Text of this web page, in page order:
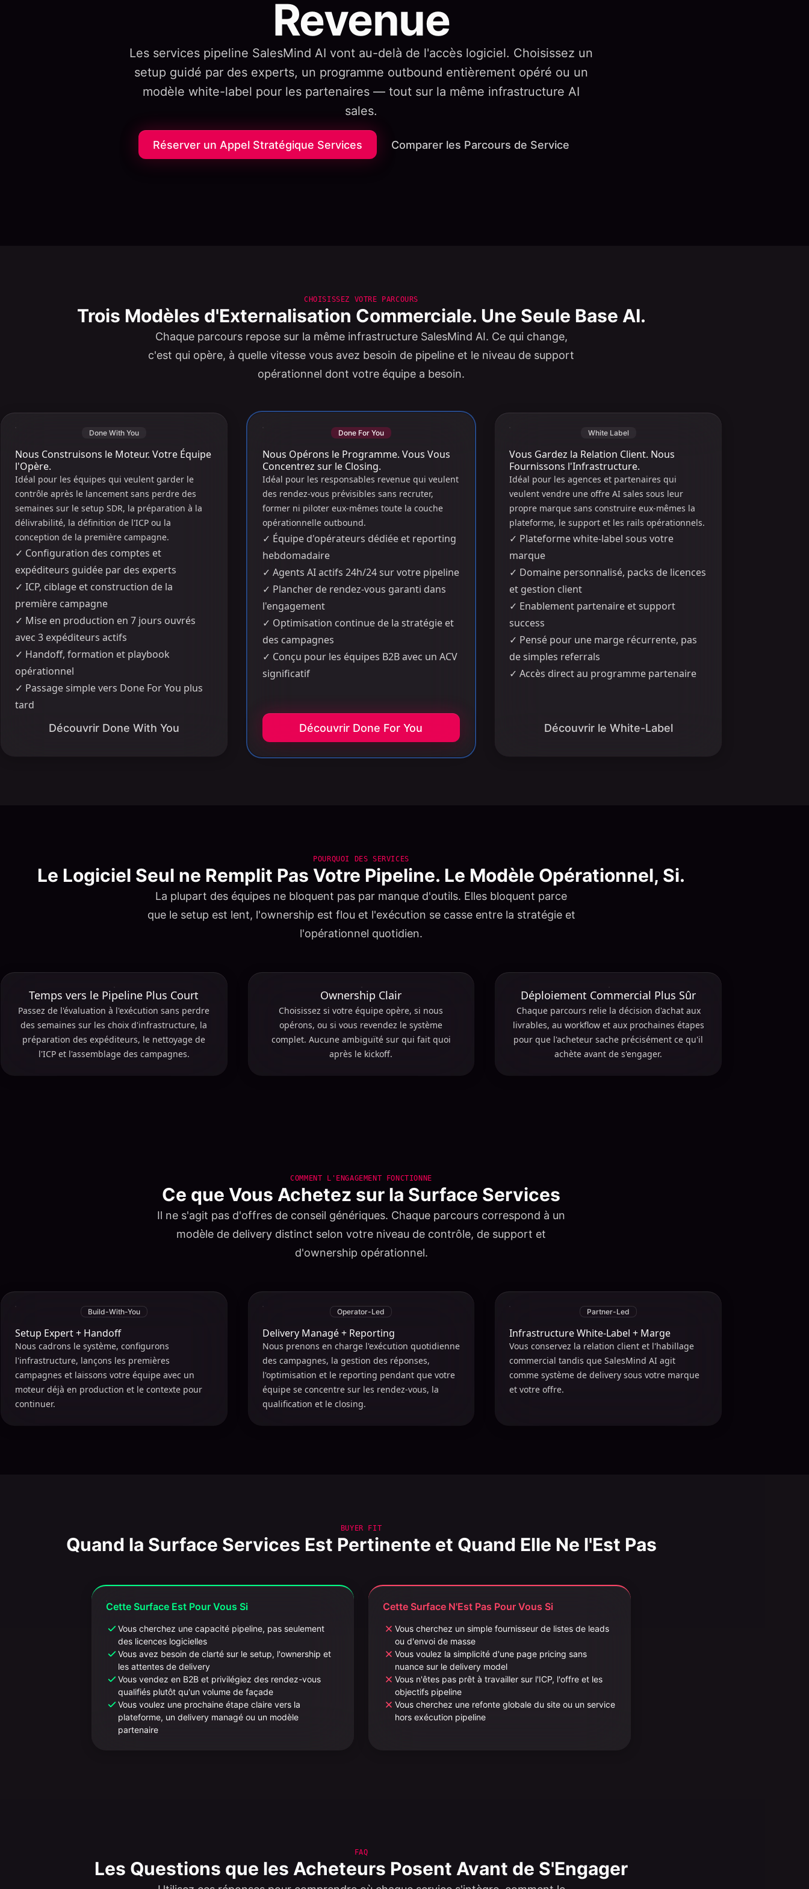
Revenue
Les services pipeline SalesMind AI vont au-delà de l'accès logiciel. Choisissez un
setup guidé par des experts, un programme outbound entièrement opéré ou un
modèle white-label pour les partenaires — tout sur la même infrastructure AI
sales.
Réserver un Appel Stratégique Services Comparer les Parcours de Service
CHOISISSEZ VOTRE PARCOURS
Trois Modèles d'Externalisation Commerciale. Une Seule Base AI.
Chaque parcours repose sur la même infrastructure SalesMind AI. Ce qui change,
c'est qui opère, à quelle vitesse vous avez besoin de pipeline et le niveau de support
opérationnel dont votre équipe a besoin.
Done With You
Nous Construisons le Moteur. Votre Équipe
l'Opère.
Idéal pour les équipes qui veulent garder le
contrôle après le lancement sans perdre des
semaines sur le setup SDR, la préparation à la
délivrabilité, la définition de l'ICP ou la
conception de la première campagne.
✓ Configuration des comptes et
expéditeurs guidée par des experts
✓ ICP, ciblage et construction de la
première campagne
✓ Mise en production en 7 jours ouvrés
avec 3 expéditeurs actifs
✓ Handoff, formation et playbook
opérationnel
✓ Passage simple vers Done For You plus
tard
Découvrir Done With You
Done For You
Nous Opérons le Programme. Vous Vous
Concentrez sur le Closing.
Idéal pour les responsables revenue qui veulent
des rendez-vous prévisibles sans recruter,
former ni piloter eux-mêmes toute la couche
opérationnelle outbound.
✓ Équipe d'opérateurs dédiée et reporting
hebdomadaire
✓ Agents AI actifs 24h/24 sur votre pipeline
✓ Plancher de rendez-vous garanti dans
l'engagement
✓ Optimisation continue de la stratégie et
des campagnes
✓ Conçu pour les équipes B2B avec un ACV
significatif
Découvrir Done For You
White Label
Vous Gardez la Relation Client. Nous
Fournissons l'Infrastructure.
Idéal pour les agences et partenaires qui
veulent vendre une offre AI sales sous leur
propre marque sans construire eux-mêmes la
plateforme, le support et les rails opérationnels.
✓ Plateforme white-label sous votre
marque
✓ Domaine personnalisé, packs de licences
et gestion client
✓ Enablement partenaire et support
success
✓ Pensé pour une marge récurrente, pas
de simples referrals
✓Accès direct au programme partenaire
Découvrir le White-Label
POURQUOI DES SERVICES
Le Logiciel Seul ne Remplit Pas Votre Pipeline. Le Modèle Opérationnel, Si.
La plupart des équipes ne bloquent pas par manque d'outils. Elles bloquent parce
que le setup est lent, l'ownership est flou et l'exécution se casse entre la stratégie et
l'opérationnel quotidien.
Temps vers le Pipeline Plus Court
Passez de l'évaluation à l'exécution sans perdre
des semaines sur les choix d'infrastructure, la
préparation des expéditeurs, le nettoyage de
l'ICP et l'assemblage des campagnes.
Ownership Clair
Choisissez si votre équipe opère, si nous
opérons, ou si vous revendez le système
complet. Aucune ambiguïté sur qui fait quoi
après le kickoff.
Déploiement Commercial Plus Sûr
Chaque parcours relie la décision d'achat aux
livrables, au workflow et aux prochaines étapes
pour que l'acheteur sache précisément ce qu'il
achète avant de s'engager.
COMMENT L'ENGAGEMENT FONCTIONNE
Ce que Vous Achetez sur la Surface Services
Il ne s'agit pas d'offres de conseil génériques. Chaque parcours correspond à un
modèle de delivery distinct selon votre niveau de contrôle, de support et
d'ownership opérationnel.
Build-With-You
Setup Expert + Handoff
Nous cadrons le système, configurons
l'infrastructure, lançons les premières
campagnes et laissons votre équipe avec un
moteur déjà en production et le contexte pour
continuer.
Operator-Led
Delivery Managé + Reporting
Nous prenons en charge l'exécution quotidienne
des campagnes, la gestion des réponses,
l'optimisation et le reporting pendant que votre
équipe se concentre sur les rendez-vous, la
qualification et le closing.
Partner-Led
Infrastructure White-Label + Marge
Vous conservez la relation client et l'habillage
commercial tandis que SalesMind AI agit
comme système de delivery sous votre marque
et votre offre.
BUYER FIT
Quand la Surface Services Est Pertinente et Quand Elle Ne l'Est Pas
Cette Surface Est Pour Vous Si
Vous cherchez une capacité pipeline, pas seulement
des licences logicielles
Vous avez besoin de clarté sur le setup, l'ownership et
les attentes de delivery
Vous vendez en B2B et privilégiez des rendez-vous
qualifiés plutôt qu'un volume de façade
Vous voulez une prochaine étape claire vers la
plateforme, un delivery managé ou un modèle
partenaire
Cette Surface N'Est Pas Pour Vous Si
Vous cherchez un simple fournisseur de listes de leads
ou d'envoi de masse
Vous voulez la simplicité d'une page pricing sans
nuance sur le delivery model
Vous n'êtes pas prêt à travailler sur l'ICP, l'offre et les
objectifs pipeline
Vous cherchez une refonte globale du site ou un service
hors exécution pipeline
FAQ
Les Questions que les Acheteurs Posent Avant de S'Engager